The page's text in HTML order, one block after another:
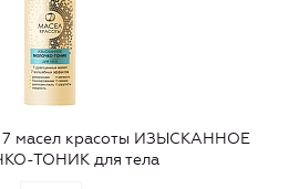
масел красоты ИЗЫСКАННОЕ
ТОНИК для тела